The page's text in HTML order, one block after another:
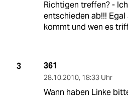
Richtigen treffen? -
entschieden ab!!!
kommt und wen es
3 361
28.10.2010, 18:33 Uhr
Wann haben Linke